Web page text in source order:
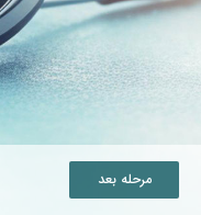
مرحله بعد